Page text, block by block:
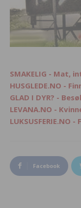
SMAKELIG - Mat,
HUSGLEDE.NO -
GLAD I DYR? -
LEVANA.NO -
Facebook